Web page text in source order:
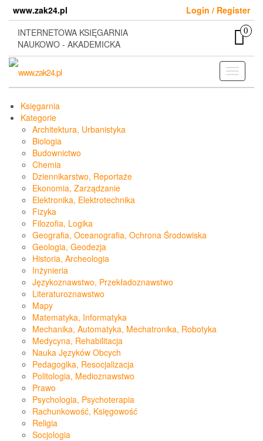
content
www.zak24.pl
Login / Register
INTERNETOWA KSIĘGARNIA
NAUKOWO - AKADEMICKA
0
Toggle
Księgarnia
Kategorie
Architektura, Urbanistyka
Biologia
Budownictwo
Chemia
Dziennikarstwo, Reportaże
Ekonomia, Zarządzanie
Elektronika, Elektrotechnika
Fizyka
Filozofia, Logika
Geografia, Oceanografia, Ochrona Środowiska
Geologia, Geodezja
Historia, Archeologia
Inżynieria
Językoznawstwo, Przekładoznawstwo
Literaturoznawstwo
Mapy
Matematyka, Informatyka
Mechanika, Automatyka, Mechatronika, Robotyka
Medycyna, Rehabilitacja
Nauka Języków Obcych
Pedagogika, Resocjalizacja
Politologia, Medioznawstwo
Prawo
Psychologia, Psychoterapia
Rachunkowość, Księgowość
Religia
Socjologia